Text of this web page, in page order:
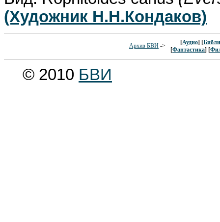
(Художник Н.Н.Кондаков)
Архив БВИ -> [Аудио] [
[Фантастика] [
© 2010 БВИ